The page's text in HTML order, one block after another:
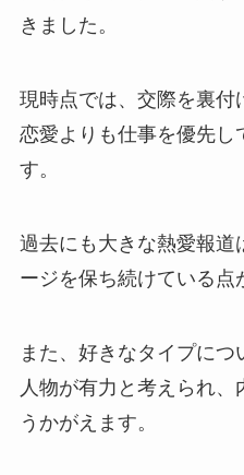
きました。
現時点では、交際を裏付
恋愛よりも仕事を優先し
す。
過去にも大きな熱愛報道
ージを保ち続けている点
また、好きなタイプに
人物が有力と考えられ
うかがえます。